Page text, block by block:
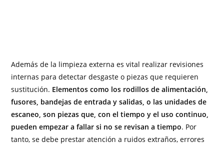
Además de la limpieza externa es vital realizar revisiones
internas para detectar desgaste o piezas que requieren
sustitución. Elementos como los rodillos de alimentación,
fusores, bandejas de entrada y salidas, o las unidades de
escaneo, son piezas que, con el tiempo y el uso continuo,
pueden empezar a fallar si no se revisan a tiempo. Por
tanto, se debe prestar atención a ruidos extraños, errores